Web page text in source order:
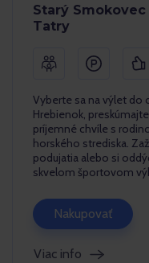
Starý
Tatry
Vyberte sa na výlet do
Hrebienok,
príjemné chvíle s
horského strediska.
podujatia alebo si
skvelom športovom
Nakupovať
Viac info